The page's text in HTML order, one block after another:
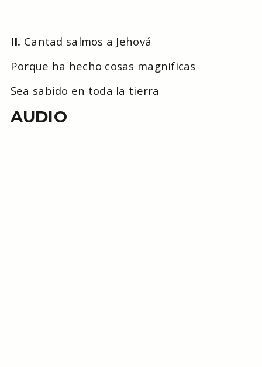
II. Cantad salmos a Jehová
Porque ha hecho cosas magnificas
Sea sabido en toda la tierra
AUDIO